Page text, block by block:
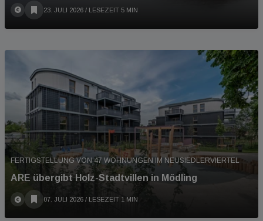
23. JULI 2026 / LESEZEIT 5 MIN
FERTIGSTELLUNG VON 47 WOHNUNGEN IM NEUSIEDLERVIERTEL
ARE übergibt Holz-Stadtvillen in Mödling
07. JULI 2026 / LESEZEIT 1 MIN